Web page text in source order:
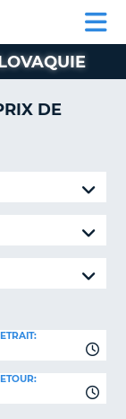
DE